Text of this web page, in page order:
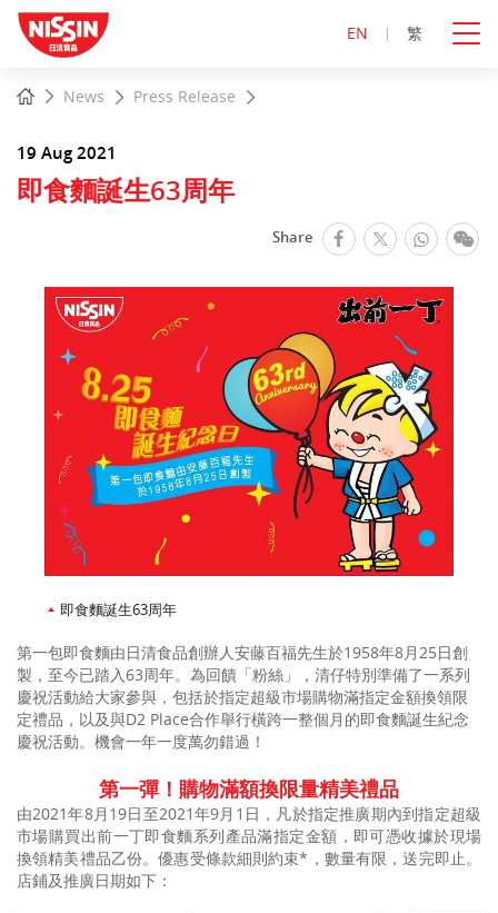
EN 繁
main HomeNews Press Release
19 Aug 2021
即食麵誕生63周年
Share facebook
Twitter
即食麵誕生63周年
第一包即食麵由日清食品創辦人安藤百福先生於1958年8月25日創
製，至今已踏入63周年。為回饋「粉絲」，清仔特別準備了一系列
慶祝活動給大家參與，包括於指定超級市場購物滿指定金額換領限
定禮品，以及與D2 Place合作舉行橫跨一整個月的即食麵誕生紀念
慶祝活動。機會一年一度萬勿錯過！
第一彈！購物滿額換限量精美禮品
由2021年8月19日至2021年9月1日，凡於指定推廣期內到指定超級
市場購買出前一丁即食麵系列產品滿指定金額，即可憑收據於現場
換領精美禮品乙份。優惠受條款細則約束*，數量有限，送完即止。
店鋪及推廣日期如下：